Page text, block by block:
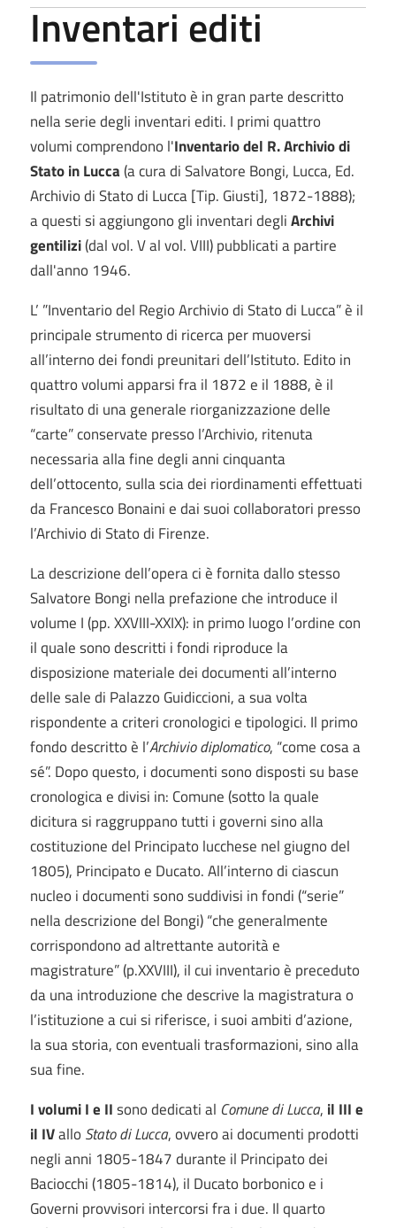
Inventari editi
Il patrimonio dell'Istituto è in gran parte descritto
nella serie degli inventari editi. I primi quattro
volumi comprendono l'Inventario del R. Archivio di
Stato in Lucca(a cura di Salvatore Bongi, Lucca, Ed.
Archivio di Stato di Lucca [Tip. Giusti], 1872-1888);
a questi si aggiungono gli inventari degliArchivi
gentilizi(dal vol. V al vol. VIII) pubblicati a partire
dall'anno 1946.
L’ ”Inventario del Regio Archivio di Stato di Lucca” è il
principale strumento di ricerca per muoversi
all’interno dei fondi preunitari dell’Istituto. Edito in
quattro volumi apparsi fra il 1872 e il 1888, è il
risultato di una generale riorganizzazione delle
“carte” conservate presso l’Archivio, ritenuta
necessaria alla fine degli anni cinquanta
dell’ottocento, sulla scia dei riordinamenti effettuati
da Francesco Bonaini e dai suoi collaboratori presso
l’Archivio di Stato di Firenze.
La descrizione dell’opera ci è fornita dallo stesso
Salvatore Bongi nella prefazione che introduce il
volume I (pp. XXVIII-XXIX): in primo luogo l’ordine con
il quale sono descritti i fondi riproduce la
disposizione materiale dei documenti all’interno
delle sale di Palazzo Guidiccioni, a sua volta
rispondente a criteri cronologici e tipologici. Il primo
fondo descritto è l’Archivio diplomatico, “come cosa a
sé”. Dopo questo, i documenti sono disposti su base
cronologica e divisi in: Comune (sotto la quale
dicitura si raggruppano tutti i governi sino alla
costituzione del Principato lucchese nel giugno del
1805), Principato e Ducato. All’interno di ciascun
nucleo i documenti sono suddivisi in fondi (“serie”
nella descrizione del Bongi) “che generalmente
corrispondono ad altrettante autorità e
magistrature” (p.XXVIII), il cui inventario è preceduto
da una introduzione che descrive la magistratura o
l’istituzione a cui si riferisce, i suoi ambiti d’azione,
la sua storia, con eventuali trasformazioni, sino alla
sua fine.
I volumi I e IIsono dedicati al Comune di Lucca, il III e
il IVallo Stato di Lucca, ovvero ai documenti prodotti
negli anni 1805-1847 durante il Principato dei
Baciocchi (1805-1814), il Ducato borbonico e i
Governi provvisori intercorsi fra i due. Il quarto